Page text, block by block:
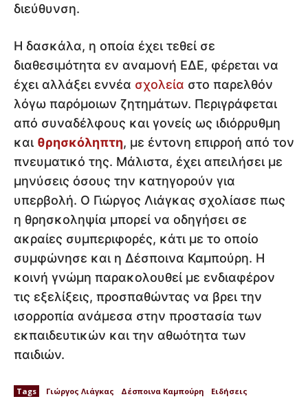
διεύθυνση.
Η δασκάλα, η οποία έχει τεθεί σε
διαθεσιμότητα εν αναμονή ΕΔΕ, φέρεται να
έχει αλλάξει εννέα σχολεία στο παρελθόν
λόγω παρόμοιων ζητημάτων. Περιγράφεται
από συναδέλφους και γονείς ως ιδιόρρυθμη
και θρησκόληπτη, με έντονη επιρροή από τον
πνευματικό της. Μάλιστα, έχει απειλήσει με
μηνύσεις όσους την κατηγορούν για
υπερβολή. Ο Γιώργος Λιάγκας σχολίασε πως
η θρησκοληψία μπορεί να οδηγήσει σε
ακραίες συμπεριφορές, κάτι με το οποίο
συμφώνησε και η Δέσποινα Καμπούρη. Η
κοινή γνώμη παρακολουθεί με ενδιαφέρον
τις εξελίξεις, προσπαθώντας να βρει την
ισορροπία ανάμεσα στην προστασία των
εκπαιδευτικών και την αθωότητα των
παιδιών.
Tags Γιώργος Λιάγκας Δέσποινα Καμπούρη
Ειδήσεις